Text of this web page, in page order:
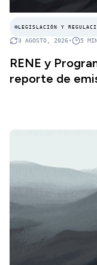
LEGISLACIÓN Y
3 AGOSTO, 2026• 5
RENE y
reporte de